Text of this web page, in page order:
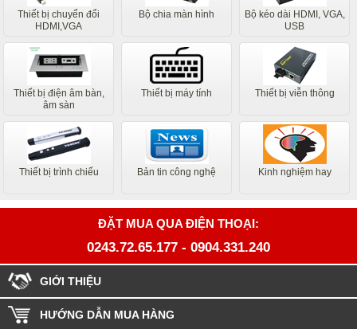
Thiết bị chuyển đổi
HDMI,VGA
Bộ chia màn hình
Bộ kéo dài HDMI, VGA,
USB
Thiết bị điện âm bàn,
âm sàn
Thiết bị máy tính Thiết bị viễn thông
Thiết bị trình chiếu Bản tin công nghệ Kinh nghiệm hay
ĐẶT MUA QUA ĐIỆN THOẠI:
0243.72.65.177 - 0904.331.240
GIỚI THIỆU
HƯỚNG DẪN MUA HÀNG